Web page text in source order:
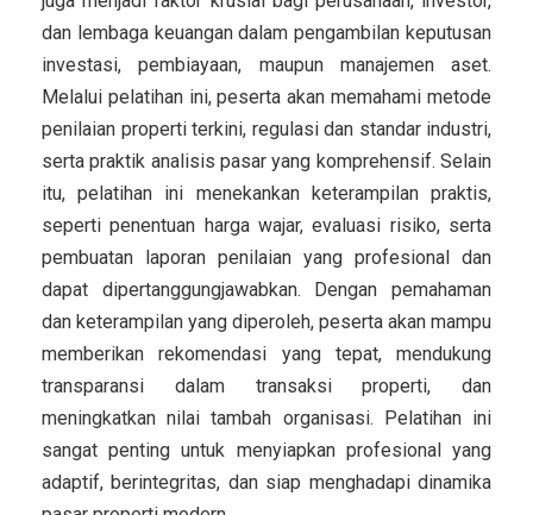
dan lembaga keuangan dalam pengambilan keputusan
investasi, pembiayaan, maupun manajemen aset.
Melalui pelatihan ini, peserta akan memahami metode
penilaian properti terkini, regulasi dan standar industri,
serta praktik analisis pasar yang komprehensif. Selain
itu, pelatihan ini menekankan keterampilan praktis,
seperti penentuan harga wajar, evaluasi risiko, serta
pembuatan laporan penilaian yang profesional dan
dapat dipertanggungjawabkan. Dengan pemahaman
dan keterampilan yang diperoleh, peserta akan mampu
memberikan rekomendasi yang tepat, mendukung
transparansi dalam transaksi properti, dan
meningkatkan nilai tambah organisasi. Pelatihan ini
sangat penting untuk menyiapkan profesional yang
adaptif, berintegritas, dan siap menghadapi dinamika